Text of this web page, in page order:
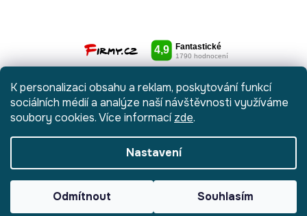
K personalizaci obsahu a reklam, poskytování funkcí
sociálních médií a analýze naší návštěvnosti využíváme
soubory cookies. Více informacízde.
Nastavení
Odmítnout Souhlasím
Vytvořil Shoptet
Anque Media